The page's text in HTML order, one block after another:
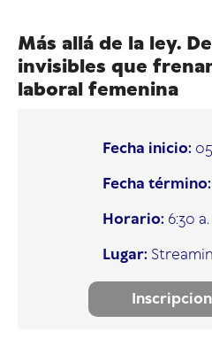
Más allá de la ley.
invisibles que
laboral femenina
Fecha inicio:
Fecha término:
Horario: 6:30
Lugar: